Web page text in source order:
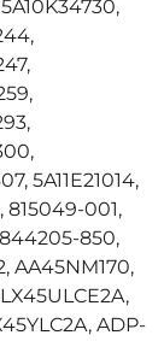
5A11E21014,
815049-001,
850,
AA45NM170,
ADP-